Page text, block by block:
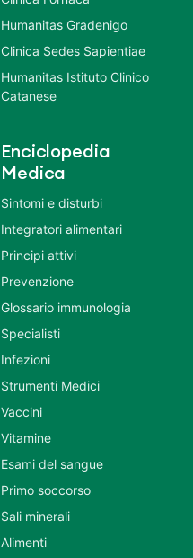
Humanitas Gradenigo
Clinica Sedes Sapientiae
Humanitas Istituto Clinico
Catanese
Enciclopedia
Medica
Sintomi e disturbi
Integratori alimentari
Principi attivi
Prevenzione
Glossario immunologia
Specialisti
Infezioni
Strumenti Medici
Vaccini
Vitamine
Esami del sangue
Primo soccorso
Sali minerali
Alimenti